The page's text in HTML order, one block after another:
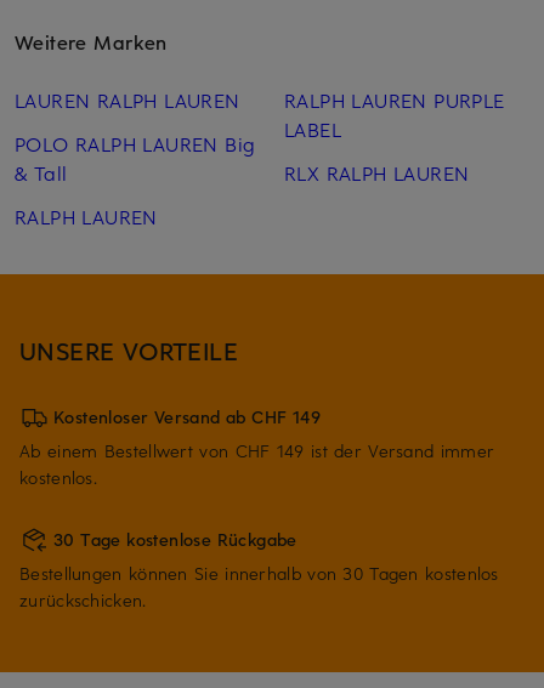
Weitere Marken
LAUREN RALPH LAUREN
POLO RALPH LAUREN Big
& Tall
RALPH LAUREN
RALPH LAUREN PURPLE
LABEL
RLX RALPH LAUREN
UNSERE VORTEILE
Kostenloser Versand ab CHF 149
Ab einem Bestellwert von CHF 149 ist der Versand immer
kostenlos.
30 Tage kostenlose Rückgabe
Bestellungen können Sie innerhalb von 30 Tagen kostenlos
zurückschicken.